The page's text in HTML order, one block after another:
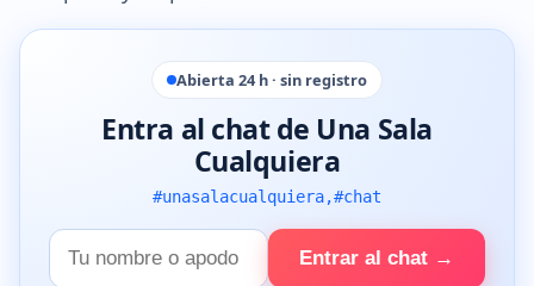
Abierta 24 h · sin registro
Entra al chat de Una Sala
Cualquiera
#unasalacualquiera,#chat
Tu
nombre
Entrar al chat →